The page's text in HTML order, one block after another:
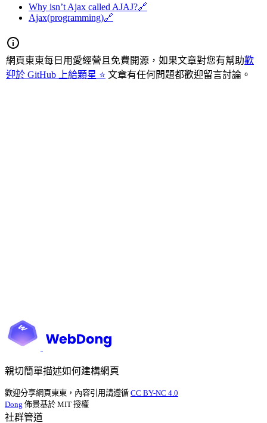
Why isn’t Ajax called AJAJ?🔗
Ajax(programming)🔗
網頁東東每日用愛經營且免費開源，如果文章對您有幫助歡
迎於 GitHub 上給顆星 ⭐ 文章有任何問題都歡迎留言討論。
親切簡單描述如何建構網頁
歡迎分享網頁東東，內容引用請遵循 CC BY-NC 4.0
Dong 佈景基於 MIT 授權
社群管道